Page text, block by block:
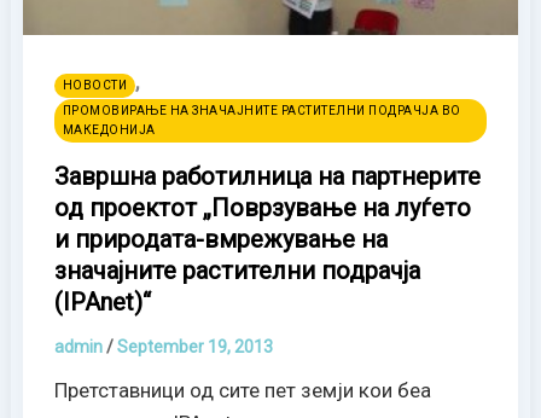
НОВОСТИ ,
ПРОМОВИРАЊЕ НА ЗНАЧАЈНИТЕ РАСТИТЕЛНИ ПОДРАЧЈА ВО
МАКЕДОНИЈА
Завршна работилница на партнерите
од проектот „Поврзување на луѓето
и природата-вмрежување на
значајните растителни подрачја
(IPAnet)“
admin/September 19, 2013
Претставници од сите пет земји кои беа